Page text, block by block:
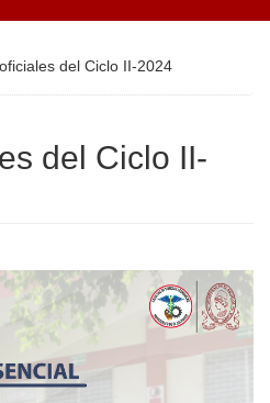
del Ciclo II-2024
del Ciclo II-